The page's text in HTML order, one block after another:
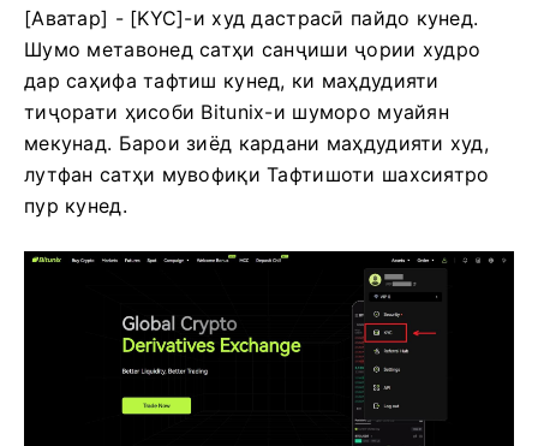
[Аватар] - [KYC]-и худ дастрасӣ пайдо кунед.
Шумо метавонед сатҳи санҷиши ҷории худро
дар саҳифа тафтиш кунед, ки маҳдудияти
тиҷорати ҳисоби Bitunix-и шуморо муайян
мекунад. Барои зиёд кардани маҳдудияти худ,
лутфан сатҳи мувофиқи Тафтишоти шахсиятро
пур кунед.